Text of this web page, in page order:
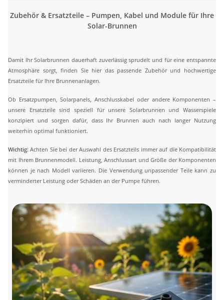
Zubehör & Ersatzteile – Pumpen, Kabel und Module für Ihre
Solar-Brunnen
Damit Ihr Solarbrunnen dauerhaft zuverlässig sprudelt und für eine entspannte
Atmosphäre sorgt, finden Sie hier das passende Zubehör und hochwertige
Ersatzteile für Ihre Brunnenanlagen.
Ob Ersatzpumpen, Solarpanels, Anschlusskabel oder andere Komponenten –
unsere Ersatzteile sind speziell für unsere Solarbrunnen und Wasserspiele
konzipiert und sorgen dafür, dass Ihr Brunnen auch nach langer Nutzung
weiterhin optimal funktioniert.
Wichtig: Achten Sie bei der Auswahl des Ersatzteils immer auf die Kompatibilität
mit Ihrem Brunnenmodell. Leistung, Anschlussart und Größe der Komponenten
können je nach Modell variieren. Die Verwendung unpassender Teile kann zu
verminderter Leistung oder Schäden an der Pumpe führen.